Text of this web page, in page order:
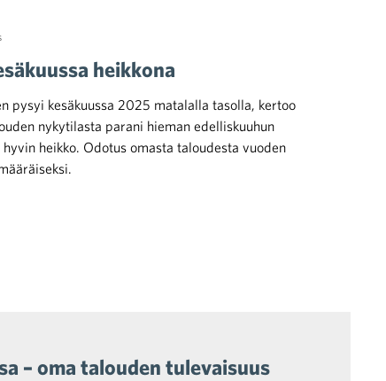
heikkona
pysyi kesäkuussa 2025 matalalla tasolla, kertoo
nykytilasta parani hieman edelliskuuhun
heikko. Odotus omasta taloudesta vuoden
– oma talouden tulevaisuus